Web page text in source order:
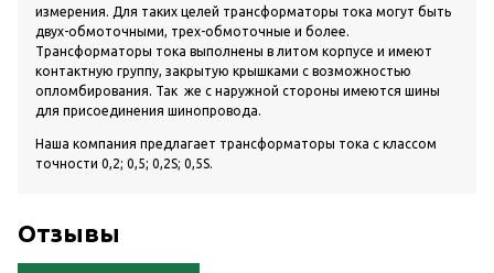
измерения. Для таких целей трансформаторы тока могут быть
двух-обмоточными, трех-обмоточные и более.
Трансформаторы тока выполнены в литом корпусе и имеют
контактную группу, закрытую крышками с возможностью
опломбирования. Так же с наружной стороны имеются шины
для присоединения шинопровода.
Наша компания предлагает трансформаторы тока с классом
точности 0,2; 0,5; 0,2S; 0,5S.
Отзывы